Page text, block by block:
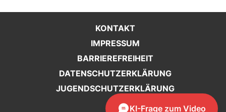
KI-Frage zum Video
KONTAKT
IMPRESSUM
BARRIEREFREIHEIT
DATENSCHUTZERKLÄRUNG
JUGENDSCHUTZERKLÄRUNG